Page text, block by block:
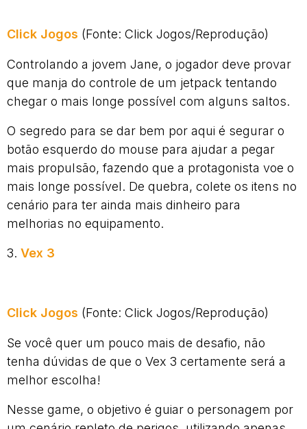
Click Jogos (Fonte: Click Jogos/Reprodução)
Controlando a jovem Jane, o jogador deve provar
que manja do controle de um jetpack tentando
chegar o mais longe possível com alguns saltos.
O segredo para se dar bem por aqui é segurar o
botão esquerdo do mouse para ajudar a pegar
mais propulsão, fazendo que a protagonista voe o
mais longe possível. De quebra, colete os itens no
cenário para ter ainda mais dinheiro para
melhorias no equipamento.
3. Vex 3
Click Jogos (Fonte: Click Jogos/Reprodução)
Se você quer um pouco mais de desafio, não
tenha dúvidas de que o Vex 3 certamente será a
melhor escolha!
Nesse game, o objetivo é guiar o personagem por